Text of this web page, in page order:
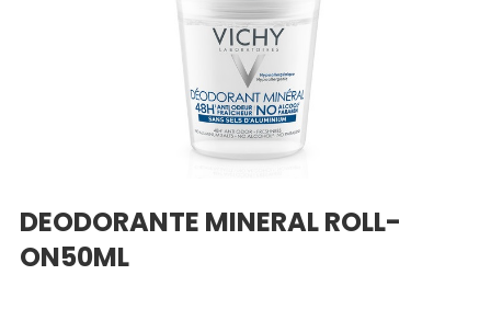
DEODORANTE MINERAL ROLL-
ON50ML